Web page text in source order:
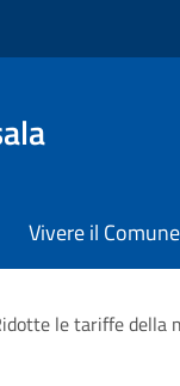
Vivere il Comune
le tariffe della